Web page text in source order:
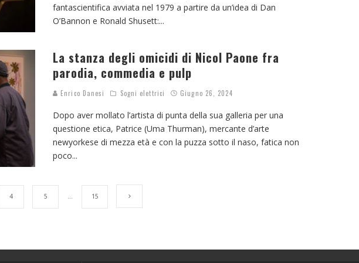
fantascientifica avviata nel 1979 a partire da un’idea di Dan
O’Bannon e Ronald Shusett:...
La stanza degli omicidi di Nicol Paone fra
parodia, commedia e pulp
Enrico Danesi Sogni elettrici Giugno 26, 2024
Dopo aver mollato l’artista di punta della sua galleria per una
questione etica, Patrice (Uma Thurman), mercante d’arte
newyorkese di mezza età e con la puzza sotto il naso, fatica non
poco...
4 5 … 15